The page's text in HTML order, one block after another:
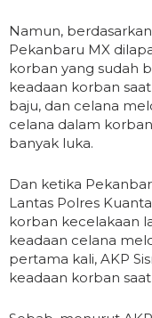
Namun,
Pekanbaru MX
korban yang sudah
keadaan korban
baju, dan celana
celana dalam
banyak luka.
Dan ketika
Lantas Polres
korban kecelakaan
keadaan celana
pertama kali, AKP
keadaan korban